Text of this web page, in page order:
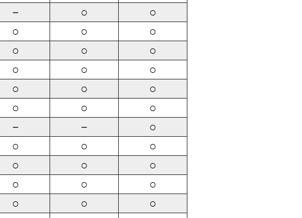
－ ○ ○
○ ○ ○
○ ○ ○
○ ○ ○
○ ○ ○
○ ○ ○
－ － ○
○ ○ ○
○ ○ ○
○ ○ ○
○ ○
○